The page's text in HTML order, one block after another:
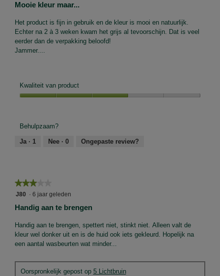
5
Mooie kleur maar...
Het product is fijn in gebruik en de kleur is mooi en natuurlijk.
Echter na 2 à 3 weken kwam het grijs al tevoorschijn. Dat is veel
eerder dan de verpakking beloofd!
Jammer....
Kwaliteit van product
3
van
Behulpzaam?
Ja · 1 Nee · 0 Ongepaste review?
★★★★★
★★★★★
3
5
J80 · 6 jaar geleden
Handig aan te brengen
Handig aan te brengen, spettert niet, stinkt niet. Alleen valt de
kleur wel donker uit en is de huid ook iets gekleurd. Hopelijk na
een aantal wasbeurten wat minder...
Oorspronkelijk gepost op 5 Lichtbruin